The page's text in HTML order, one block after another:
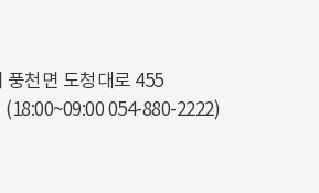
풍천면 도청대로 455
(18:00~09:00 054-880-2222)